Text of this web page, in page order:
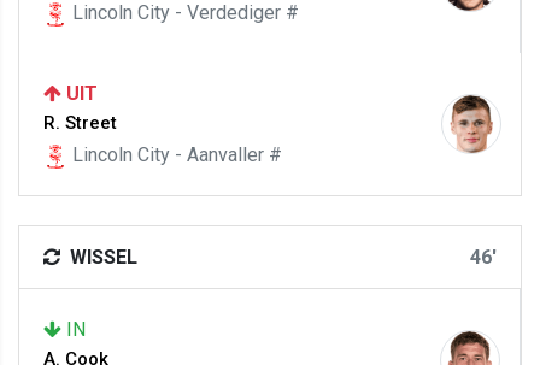
Lincoln City - Verdediger #
UIT
R. Street
Lincoln City - Aanvaller #
WISSEL 46'
IN
A. Cook